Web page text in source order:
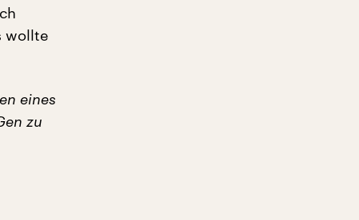
wollte
eines
zu